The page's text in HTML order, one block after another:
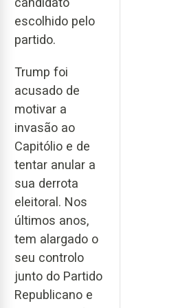
escolhido pelo
partido.
Trump foi
acusado de
motivar a
invasão ao
Capitólio e de
tentar anular a
sua derrota
eleitoral. Nos
últimos anos,
tem alargado o
seu controlo
junto do Partido
Republicano e